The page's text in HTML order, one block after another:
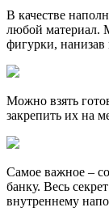
В качестве
любой материал.
фигурки,
Можно взять
закрепить их на
Самое важное –
банку. Весь
внутреннему